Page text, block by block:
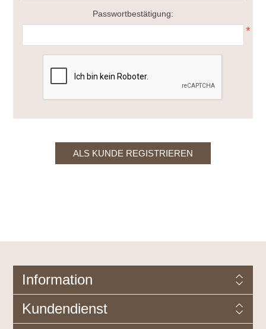
Passwortbestätigung:
*
Information
Kundendienst